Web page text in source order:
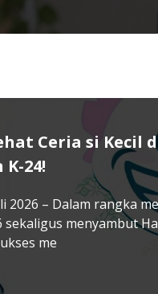
Ceria si Kecil
24!
2026 – Dalam rangka
sekaligus menyambut
me